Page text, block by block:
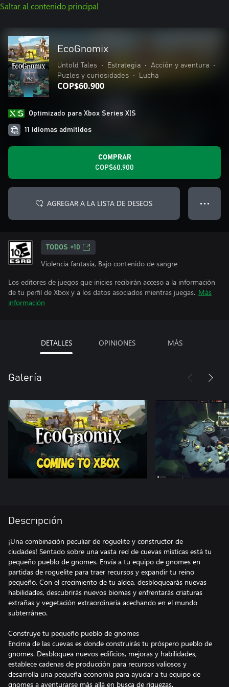
Saltar al contenido principal
EcoGnomix
Untold Tales • Estrategia • Acción y aventura
•
Puzles y curiosidades
• Lucha
COP$60.900
Optimizado para Xbox Series X|S
11 idiomas admitidos
COMPRAR
COP$60.900
AGREGAR A LA LISTA DE DESEOS ● ● ●
TODOS +10
Violencia fantasía, Bajo contenido de sangre
Los editores de juegos que inicies recibirán acceso a la información
de tu perfil de Xbox y a los datos asociados mientras juegas. Más
información
DETALLES OPINIONES MÁS
Galería
Descripción
¡Una combinación peculiar de roguelite y constructor de
ciudades! Sentado sobre una vasta red de cuevas místicas está tu
pequeño pueblo de gnomes. Envía a tu equipo de gnomes en
partidas de roguelite para traer recursos y expandir tu reino
pequeño. Con el crecimiento de tu aldea, desbloquearás nuevas
habilidades, descubrirás nuevos biomas y enfrentarás criaturas
extrañas y vegetación extraordinaria acechando en el mundo
subterráneo.
Construye tu pequeño pueblo de gnomes
Encima de las cuevas es donde construirás tu próspero pueblo de
gnomes. Desbloquea nuevos edificios, mejoras y habilidades,
establece cadenas de producción para recursos valiosos y
desarrolla una pequeña economía para ayudar a tu equipo de
gnomes a aventurarse más allá en busca de riquezas.